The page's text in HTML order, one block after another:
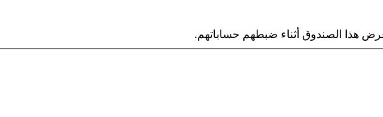
هذا الصندوق أثناء ضبطهم حساباتهم.